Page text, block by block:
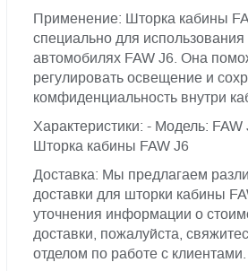
Применение: Шторка кабины
специально для использования
автомобилях FAW J6. Она
регулировать освещение и
комфиденциальность внутри
Характеристики: - Модель:
Шторка кабины FAW J6
Доставка: Мы предлагаем
доставки для шторки кабины
уточнения информации о
доставки, пожалуйста,
отделом по работе с клиентами.